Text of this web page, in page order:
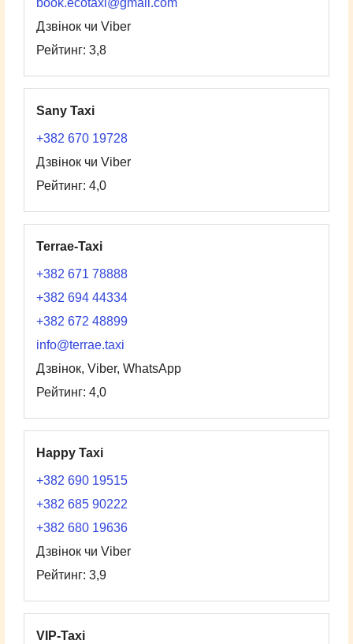
book.ecotaxi@gmail.com
Дзвінок чи Viber
Рейтинг: 3,8
Sany Taxi
+382 670 19728
Дзвінок чи Viber
Рейтинг: 4,0
Terrae-Taxi
+382 671 78888
+382 694 44334
+382 672 48899
info@terrae.taxi
Дзвінок, Viber, WhatsApp
Рейтинг: 4,0
Happy Taxi
+382 690 19515
+382 685 90222
+382 680 19636
Дзвінок чи Viber
Рейтинг: 3,9
VIP-Taxi